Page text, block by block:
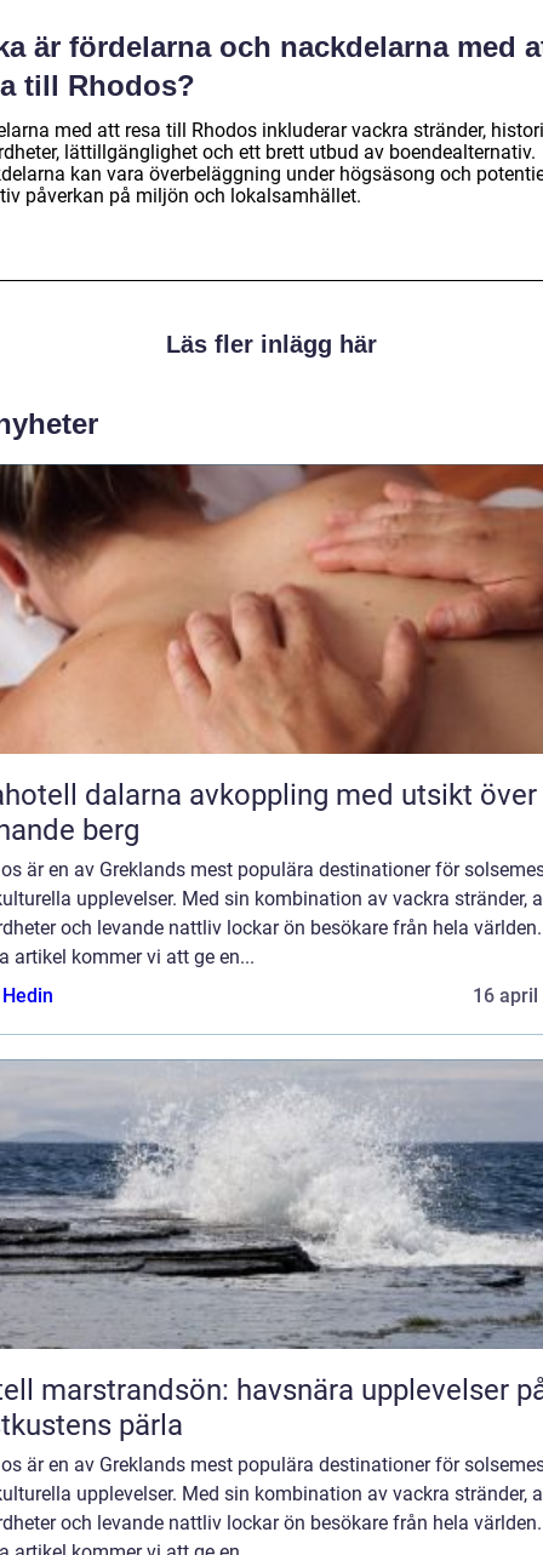
är fördelarna och nackdelarna med
till Rhodos?
med att resa till Rhodos inkluderar vackra stränder,
lättillgänglighet och ett brett utbud av boendealternativ.
kan vara överbeläggning under högsäsong och
påverkan på miljön och lokalsamhället.
Läs fler inlägg här
avkoppling med utsikt över
berg
är en av Greklands mest populära destinationer för
upplevelser. Med sin kombination av vackra stränder,
och levande nattliv lockar ön besökare från hela
artikel kommer vi att ge en...
16 april
marstrandsön: havsnära upplevelser
pärla
är en av Greklands mest populära destinationer för
upplevelser. Med sin kombination av vackra stränder,
och levande nattliv lockar ön besökare från hela